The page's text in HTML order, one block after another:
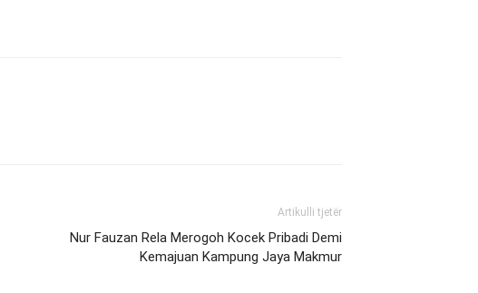
Artikulli tjetër
Nur Fauzan Rela Merogoh Kocek Pribadi Demi
Kemajuan Kampung Jaya Makmur